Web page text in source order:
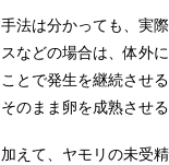
手法は分かっても、実
スなどの場合は、体外
ことで発生を継続させ
そのまま卵を成熟させ
加えて、ヤモリの未受